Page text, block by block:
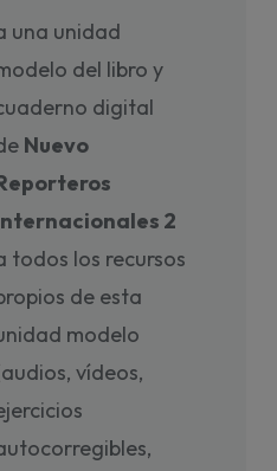
una unidad
del libro y
digital
Nuevo
2
todos los recursos
de esta
modelo
vídeos,